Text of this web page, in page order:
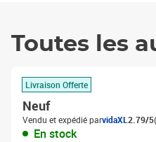
Toutes les
Livraison Offerte
Neuf
Vendu et expédié parvidaXL 2.79/5
En stock